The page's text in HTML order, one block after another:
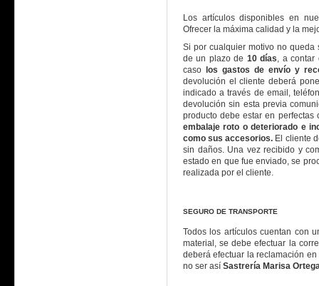
Los artículos disponibles en
Ofrecer la máxima calidad y la
Si por cualquier motivo no queda
de un plazo de 10 días, a contar
caso
los gastos de envío y
devolución el cliente deberá
indicado a través de email,
devolución sin esta previa
producto debe estar en
embalaje roto o deteriorado e
como sus accesorios. El cliente
sin daños. Una vez recibido y
estado en que fue enviado, se
realizada por el cliente.
SEGURO DE TRANSPORTE
Todos los artículos cuentan con
material, se debe efectuar la
deberá efectuar la reclamación
no ser así Sastrería Marisa